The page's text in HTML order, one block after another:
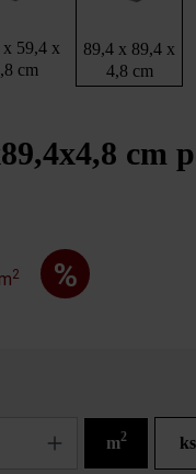
x 59,4 x
cm
89,4 x 89,4 x
4,8 cm
cm
2 %
m2 ks